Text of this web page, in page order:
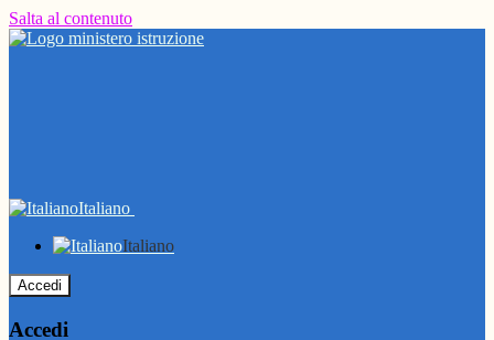
Salta al contenuto
Italiano
Italiano
Accedi
Accedi